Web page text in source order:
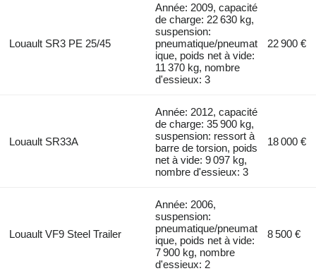
Louault SR3 PE 25/45
Année: 2009, capacité
de charge: 22 630 kg,
suspension:
pneumatique/pneumat
ique, poids net à vide:
11 370 kg, nombre
d'essieux: 3
22 900 €
Louault SR33A
Année: 2012, capacité
de charge: 35 900 kg,
suspension: ressort à
barre de torsion, poids
net à vide: 9 097 kg,
nombre d'essieux: 3
18 000 €
Louault VF9 Steel Trailer
Année: 2006,
suspension:
pneumatique/pneumat
ique, poids net à vide:
7 900 kg, nombre
d'essieux: 2
8 500 €